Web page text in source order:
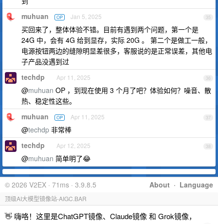
35
muhuan OP Jan 5, 2025
买回来了，整体体验不错。目前有遇到两个问题，第一个是
24G 中，会有 4G 给到显存，实际 20G 。 第二个是做工一般，
电源按钮两边的缝隙明显差很多，客服说的是正常误差，其他电
子产品没遇到过
36
techdp Apr 11, 2025
@muhuan OP ，到现在使用 3 个月了吧？体验如何？噪音、散
热、稳定性这些。
37
muhuan OP Apr 11, 2025
@techdp 非常棒
38
techdp Apr 12, 2025
@muhuan 简单明了😂
About · Language
© 2026 V2EX · 71ms · 3.9.8.5
顶级AI大模型镜像站-AIGC.BAR
👋 嗨咯！这里是ChatGPT镜像、Claude镜像 和 Grok镜像，